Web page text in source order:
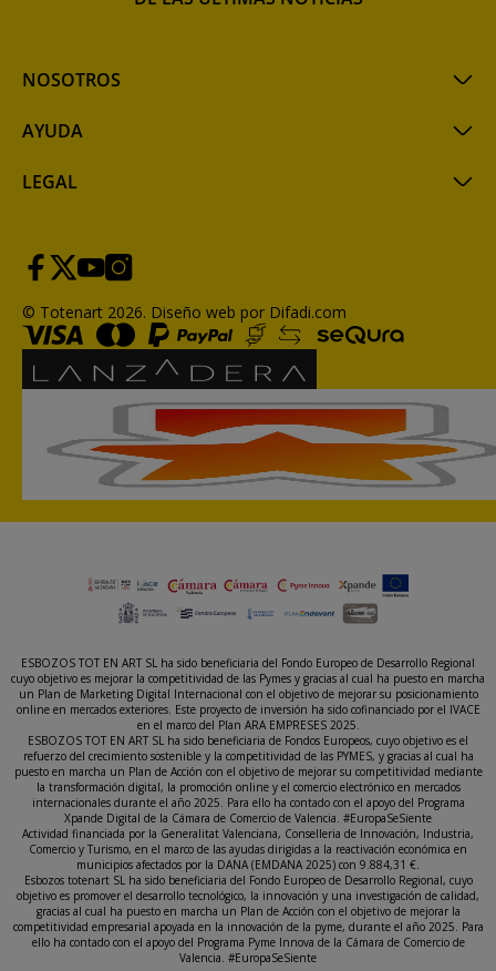
NOSOTROS
AYUDA
LEGAL
© Totenart 2026. Diseño web por Difadi.com
ESBOZOS TOT EN ART SL ha sido beneficiaria del Fondo Europeo de Desarrollo Regional
cuyo objetivo es mejorar la competitividad de las Pymes y gracias al cual ha puesto en marcha
un Plan de Marketing Digital Internacional con el objetivo de mejorar su posicionamiento
online en mercados exteriores. Este proyecto de inversión ha sido cofinanciado por el IVACE
en el marco del Plan ARA EMPRESES 2025.
ESBOZOS TOT EN ART SL ha sido beneficiaria de Fondos Europeos, cuyo objetivo es el
refuerzo del crecimiento sostenible y la competitividad de las PYMES, y gracias al cual ha
puesto en marcha un Plan de Acción con el objetivo de mejorar su competitividad mediante
la transformación digital, la promoción online y el comercio electrónico en mercados
internacionales durante el año 2025. Para ello ha contado con el apoyo del Programa
Xpande Digital de la Cámara de Comercio de Valencia. #EuropaSeSiente
Actividad financiada por la Generalitat Valenciana, Conselleria de Innovación, Industria,
Comercio y Turismo, en el marco de las ayudas dirigidas a la reactivación económica en
municipios afectados por la DANA (EMDANA 2025) con 9.884,31 €.
Esbozos totenart SL ha sido beneficiaria del Fondo Europeo de Desarrollo Regional, cuyo
objetivo es promover el desarrollo tecnológico, la innovación y una investigación de calidad,
gracias al cual ha puesto en marcha un Plan de Acción con el objetivo de mejorar la
competitividad empresarial apoyada en la innovación de la pyme, durante el año 2025. Para
ello ha contado con el apoyo del Programa Pyme Innova de la Cámara de Comercio de
Valencia. #EuropaSeSiente